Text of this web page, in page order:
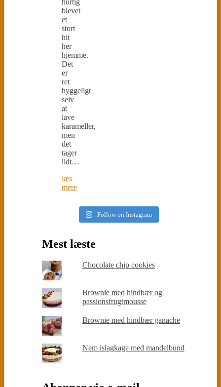
hurtig
blevet
et
stort
hit
her
hjemme.
Det
er
ret
hyggeligt
selv
at
lave
karameller,
men
det
tager
lidt…
læs
mere
Follow on Instagram
Mest læste
Chocolate chip cookies
Brownie med hindbær og
passionsfrugtmousse
Brownie med hindbær ganache
Nem islagkage med mandelbund